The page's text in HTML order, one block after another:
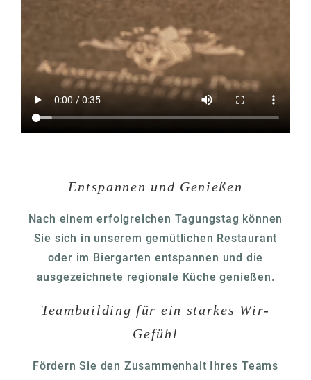
Entspannen und Genießen
Nach einem erfolgreichen Tagungstag können
Sie sich in unserem gemütlichen Restaurant
oder im Biergarten entspannen und die
ausgezeichnete regionale Küche genießen.
Teambuilding für ein starkes Wir-
Gefühl
Fördern Sie den Zusammenhalt Ihres Teams